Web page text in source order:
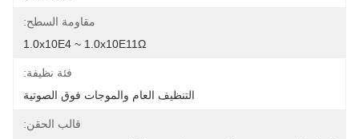
مقاومة السطح:
1.0x10E4 ~ 1.0x10E11Ω
فئة نظيفة:
التنظيف العام والموجات فوق الصوتية
قالب الحقن: